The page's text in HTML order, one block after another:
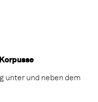
unter und neben dem